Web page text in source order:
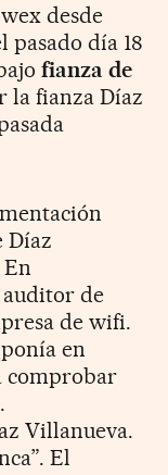
desde
pasado día 18
fianza de
la fianza Díaz
Díaz
de
de wifi.
en
comprobar
Villanueva.
El